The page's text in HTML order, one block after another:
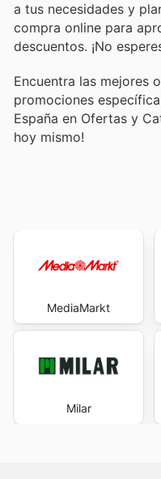
a tus necesidades y
compra online para
descuentos. ¡No
Encuentra las mejores
promociones
España en Ofertas y
hoy mismo!
MediaMarkt
Milar